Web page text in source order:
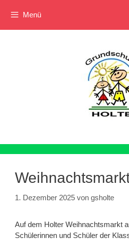
Menü
1. Dezember 2025 von gsholte
Auf dem Holter Weihnachtsmarkt
Schülerinnen und Schüler der